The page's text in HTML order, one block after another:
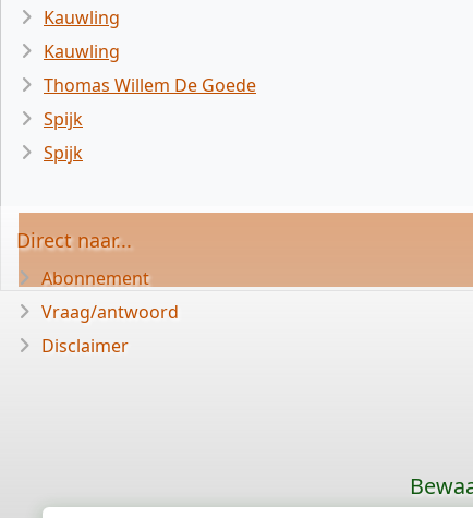
Kauwling
Kauwling
Thomas Willem De Goede
Spijk
Spijk
Direct naar...
Abonnement
Vraag/antwoord
Disclaimer